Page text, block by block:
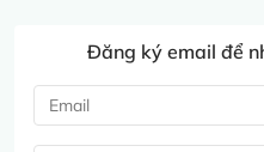
Đăng ký email để